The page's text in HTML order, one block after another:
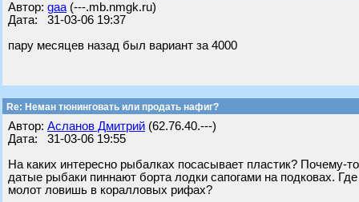
Автор: gaa (---.mb.nmgk.ru)
Дата: 31-03-06 19:37
пару месяцев назад был вариант за 4000
Re: Неман тюнинговать или продать нафиг?
Автор: Асланов Дмитрий (62.76.40.---)
Дата: 31-03-06 19:55
На каких интересно рыбалках посасывает пластик? Почему-
датые рыбаки пиннают борта лодки сапогами на подковах.
молот ловишь в коралловых рифах?